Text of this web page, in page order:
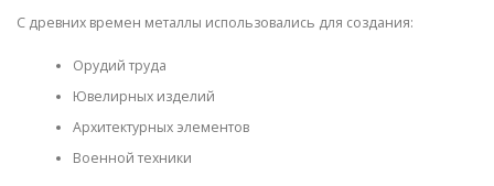
С древних времен металлы использовались для создания:
Орудий труда
Ювелирных изделий
Архитектурных элементов
Военной техники